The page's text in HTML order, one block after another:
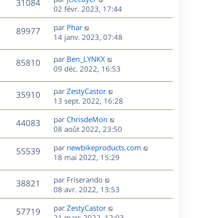
e
s
a
g
e
m
e
s
s
e
e
s
i
e
r
m
e
s
s
e
31084
u
e
r
n
i
e
r
m
s
a
e
02 févr. 2023, 17:44
89977V
u
e
s
D
e
n
i
r
m
e
s
a
e
par Phar
14 janv. 2023, 07:48
85810V
u
e
D
e
n
i
e
r
m
e
s
s
e
par Ben_LYNKX
09 déc. 2022, 16:53
35910V
u
e
s
D
e
r
n
i
e
r
m
e
s
s
a
g
par ZestyCastor
13 sept. 2022, 16:28
44083V
u
D
e
r
n
i
e
r
m
e
s
par ChrisdeMon
08 août 2022, 23:50
55539V
u
D
e
n
i
e
r
m
par newbikeproducts.com
18 mai 2022, 15:29
38821
u
D
e
r
n
par Friserando
08 avr. 2022, 13:53
57719V
D
par ZestyCastor